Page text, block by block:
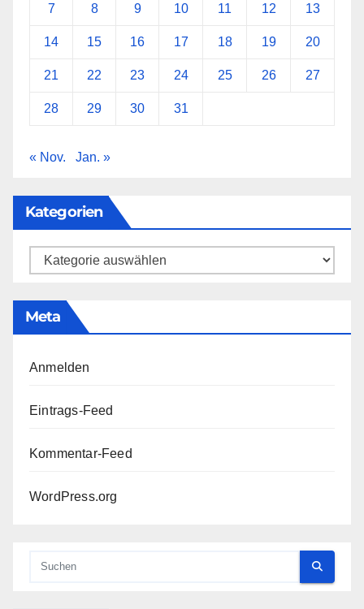
7 8 9 10 11 12 13
14 15 16 17 18 19 20
21 22 23 24 25 26 27
28 29 30 31
« Nov. Jan. »
Kategorien
Kategorien
Meta
Anmelden
Eintrags-Feed
Kommentar-Feed
WordPress.org